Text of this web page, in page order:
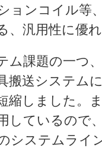
ョンコイル等
、汎用性に優
ム課題の一つ
搬送システム
縮しました。
しているので
システムライ